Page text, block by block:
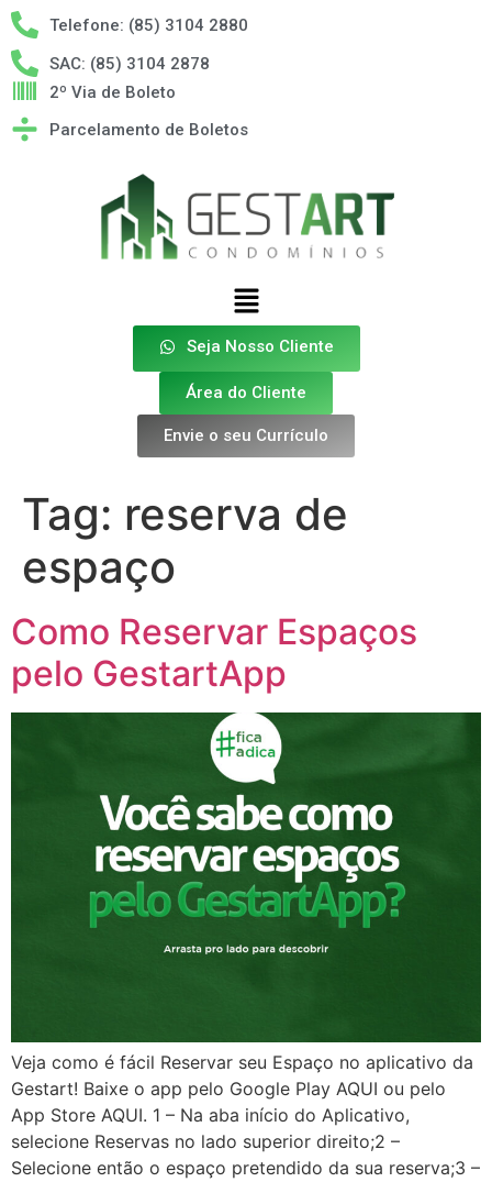
Telefone: (85) 3104 2880
SAC: (85) 3104 2878
2º Via de Boleto
Parcelamento de Boletos
Seja Nosso Cliente
Área do Cliente
Envie o seu Currículo
Tag: reserva de
espaço
Como Reservar Espaços
pelo GestartApp
Veja como é fácil Reservar seu Espaço no aplicativo da
Gestart! Baixe o app pelo Google Play AQUI ou pelo
App Store AQUI. 1 – Na aba início do Aplicativo,
selecione Reservas no lado superior direito;2 –
Selecione então o espaço pretendido da sua reserva;3 –